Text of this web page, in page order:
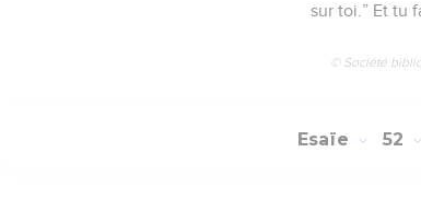
sur toi.” Et tu
© Société
Esaïe 52